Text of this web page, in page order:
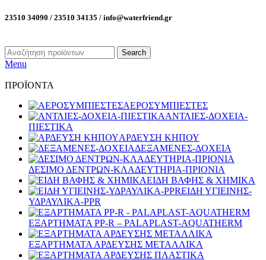
23510 34090 / 23510 34135 / info@waterfriend.gr
Search
Menu
ΠΡΟΪΟΝΤΑ
ΑΕΡΟΣΥΜΠΙΕΣΤΕΣ
ΑΝΤΛΙΕΣ-ΔΟΧΕΙΑ-
ΠΙΕΣΤΙΚΑ
ΑΡΔΕΥΣΗ ΚΗΠΟΥ
ΔΕΞΑΜΕΝΕΣ-ΔΟΧΕΙΑ
ΔΕΣΙΜΟ ΔΕΝΤΡΩΝ-ΚΛΑΔΕΥΤΗΡΙΑ-ΠΡΙΟΝΙΑ
ΕΙΔΗ ΒΑΦΗΣ & ΧΗΜΙΚΑ
ΕΙΔΗ ΥΓΙΕΙΝΗΣ-
ΥΔΡΑΥΛΙΚΑ-PPR
ΕΞΑΡΤΗΜΑΤΑ PP-R – PALAPLAST-AQUATHERM
ΕΞΑΡΤΗΜΑΤΑ ΑΡΔΕΥΣΗΣ ΜΕΤΑΛΛΙΚΑ